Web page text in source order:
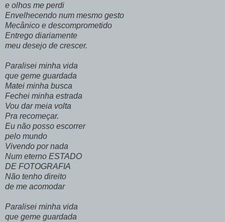
e olhos me perdi
Envelhecendo num mesmo gesto
Mecânico e descomprometido
Entrego diariamente
meu desejo de crescer.
Paralisei minha vida
que geme guardada
Matei minha busca
Fechei minha estrada
Vou dar meia volta
Pra recomeçar.
Eu não posso escorrer
pelo mundo
Vivendo por nada
Num eterno ESTADO
DE FOTOGRAFIA
Não tenho direito
de me acomodar
Paralisei minha vida
que geme guardada